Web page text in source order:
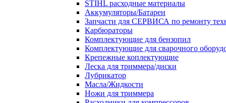
STIHL расходные материалы
Аккумуляторы/Батареи
Запчасти для СЕРВИСА по ремонту
Карбюраторы
Комплектующие для бензопил
Комплектующие для сварочного
Крепежные коплектующие
Леска для триммера/диски
Лубрикатор
Масла/Жидкости
Ножи для триммера